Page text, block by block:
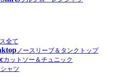
全て
ノースリーブ＆タンクトップ
カットソー＆チュニック
ャツ